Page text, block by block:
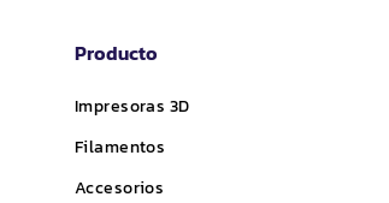
Producto
Impresoras 3D
Filamentos
Accesorios